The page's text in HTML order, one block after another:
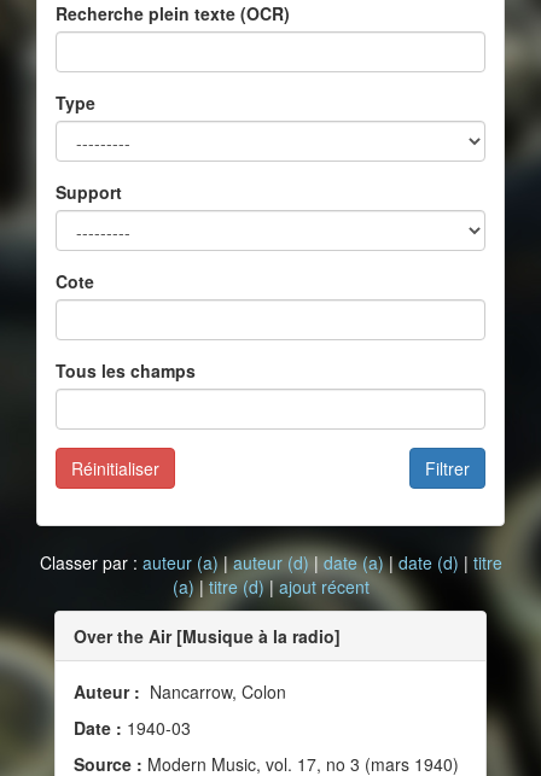
Recherche plein texte (OCR)
Type
Support
Cote
Tous les champs
Filtrer
Réinitialiser
Classer par : auteur (a)|auteur (d) | date (a)|date (d) | titre
(a)|titre (d)|ajout récent
Over the Air [Musique à la radio]
Auteur : Nancarrow, Colon
Date : 1940-03
Source : Modern Music, vol. 17, no 3 (mars 1940)